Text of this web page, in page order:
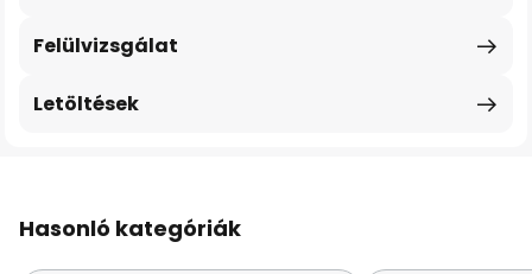
Felülvizsgálat
Letöltések
Hasonló kategóriák